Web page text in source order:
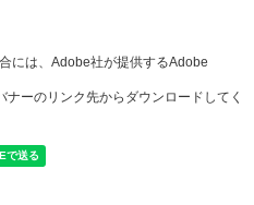
には、Adobe社が提供するAdobe
ーのリンク先からダウンロードしてく